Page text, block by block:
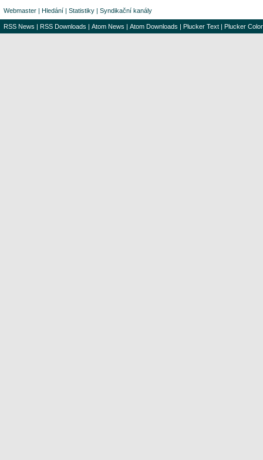
Webmaster | Hledání | Statistiky | Syndikační kanály
RSS News | RSS Downloads | Atom News | Atom Downloads | Plucker Text | Plucker Color